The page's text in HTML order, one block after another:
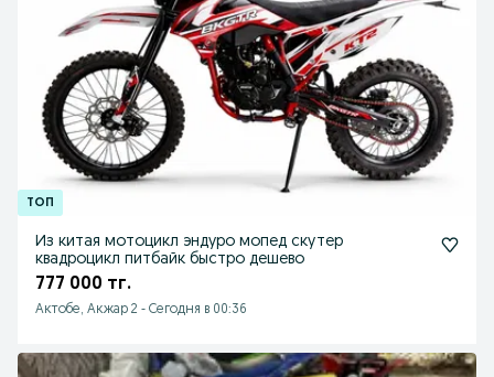
Из китая мотоцикл эндуро мопед скутер
квадроцикл питбайк быстро дешево
777 000 тг.
Актобе, Акжар 2 - Сегодня в 00:36